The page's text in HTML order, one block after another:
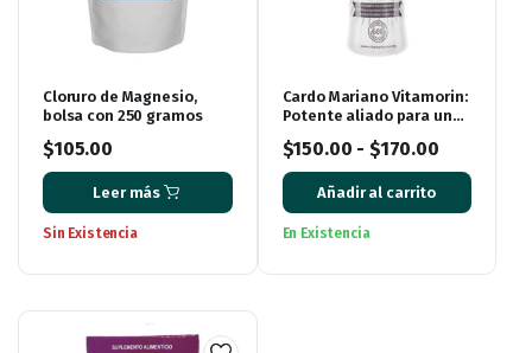
Cloruro de Magnesio,
bolsa con 250 gramos
$105.00
Leer más
Sin Existencia
Cardo Mariano Vitamorin:
Potente aliado para un
vida plena
$150.00 - $170.00
Añadir al carrito
En Existencia